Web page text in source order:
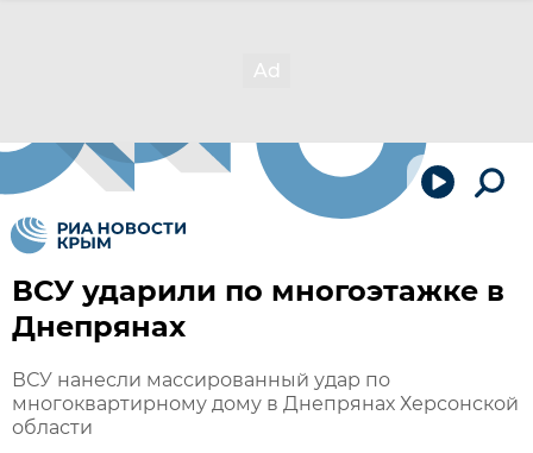
ВСУ ударили по многоэтажке в
Днепрянах
ВСУ нанесли массированный удар по
многоквартирному дому в Днепрянах Херсонской
области